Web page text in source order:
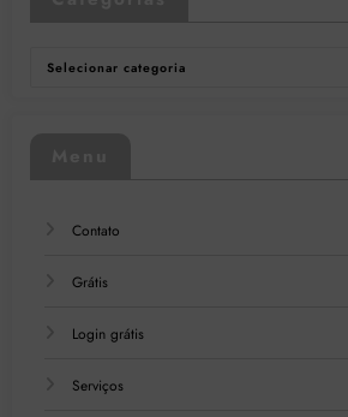
Contato
Grátis
Login grátis
Serviços